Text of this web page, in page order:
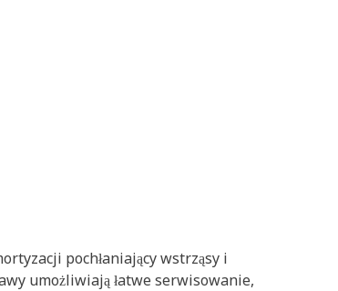
pochłaniający wstrząsy i
umożliwiają łatwe serwisowanie,